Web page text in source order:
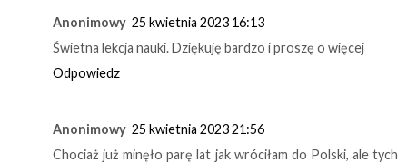
Anonimowy 25 kwietnia 2023 16:13
Świetna lekcja nauki. Dziękuję bardzo i proszę o więcej
Odpowiedz
Anonimowy 25 kwietnia 2023 21:56
Chociaż już minęło parę lat jak wróciłam do Polski, ale tych